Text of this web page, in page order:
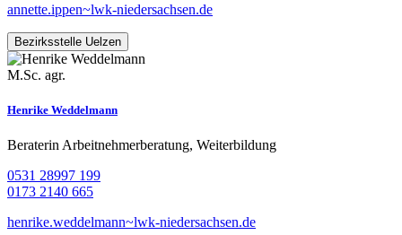
annette.ippen~lwk-niedersachsen.de
Bezirksstelle Uelzen
M.Sc. agr.
Henrike Weddelmann
Beraterin Arbeitnehmerberatung, Weiterbildung
0531 28997 199
0173 2140 665
henrike.weddelmann~lwk-niedersachsen.de